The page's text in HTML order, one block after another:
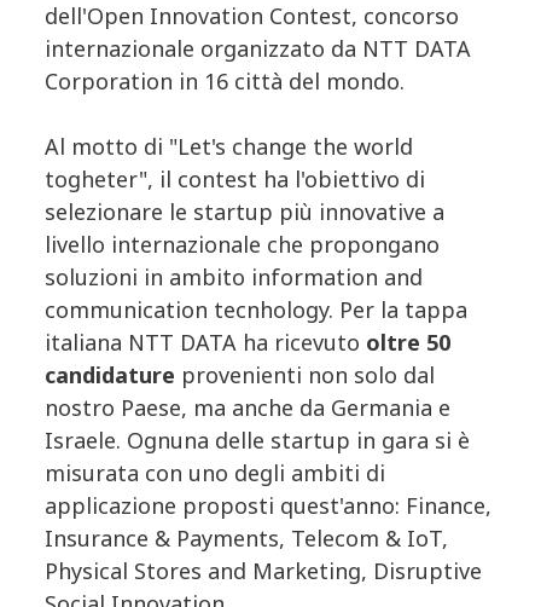
dell'Open Innovation Contest, concorso
internazionale organizzato da NTT DATA
Corporation in 16 città del mondo.
Al motto di "Let's change the world
togheter", il contest ha l'obiettivo di
selezionare le startup più innovative a
livello internazionale che propongano
soluzioni in ambito information and
communication tecnhology. Per la tappa
italiana NTT DATA ha ricevuto oltre 50
candidature provenienti non solo dal
nostro Paese, ma anche da Germania e
Israele. Ognuna delle startup in gara si è
misurata con uno degli ambiti di
applicazione proposti quest'anno: Finance,
Insurance & Payments, Telecom & IoT,
Physical Stores and Marketing, Disruptive